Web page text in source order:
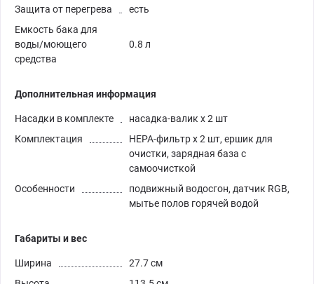
Защита от перегрева
есть
Емкость бака для
воды/моющего
средства
0.8 л
Дополнительная информация
Насадки в комплекте
насадка-валик х 2 шт
Комплектация
HEPA-фильтр х 2 шт, ершик для
очистки, зарядная база с
самоочисткой
Особенности
подвижный водосгон, датчик RGB,
мытье полов горячей водой
Габариты и вес
Ширина
27.7 см